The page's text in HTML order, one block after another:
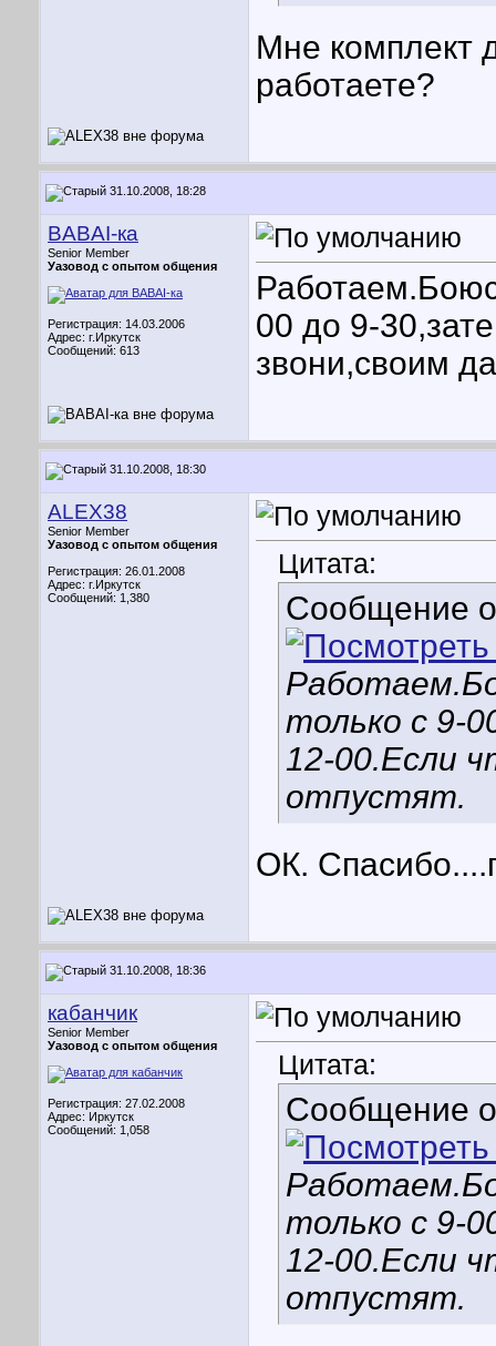
Мне комплект
работаете?
31.10.2008, 18:28
BABAI-ка
Senior Member
Уазовод с опытом общения
Регистрация: 14.03.2006
Адрес: г.Иркутск
Сообщений: 613
00 до 9-
звони,своим
31.10.2008, 18:30
ALEX38
Senior Member
Уазовод с опытом общения
Регистрация: 26.01.2008
Адрес: г.Иркутск
Сообщений: 1,380
Цитата:
Сообщение
только с 9-
12-00.Если
отпустят.
ОК.
31.10.2008, 18:36
кабанчик
Senior Member
Уазовод с опытом общения
Регистрация: 27.02.2008
Адрес: Иркутск
Сообщений: 1,058
Цитата:
Сообщение
только с 9-
12-00.Если
отпустят.